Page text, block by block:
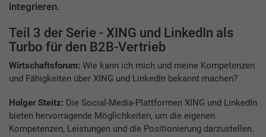
integrieren.
Teil 3 der Serie - XING und LinkedIn als
Turbo für den B2B-Vertrieb
Wirtschaftsforum: Wie kann ich mich und meine Kompetenzen
und Fähigkeiten über XING und LinkedIn bekannt machen?
Holger Steitz: Die Social-Media-Plattformen XING und LinkedIn
bieten hervorragende Möglichkeiten, um die eigenen
Kompetenzen, Leistungen und die Positionierung darzustellen.